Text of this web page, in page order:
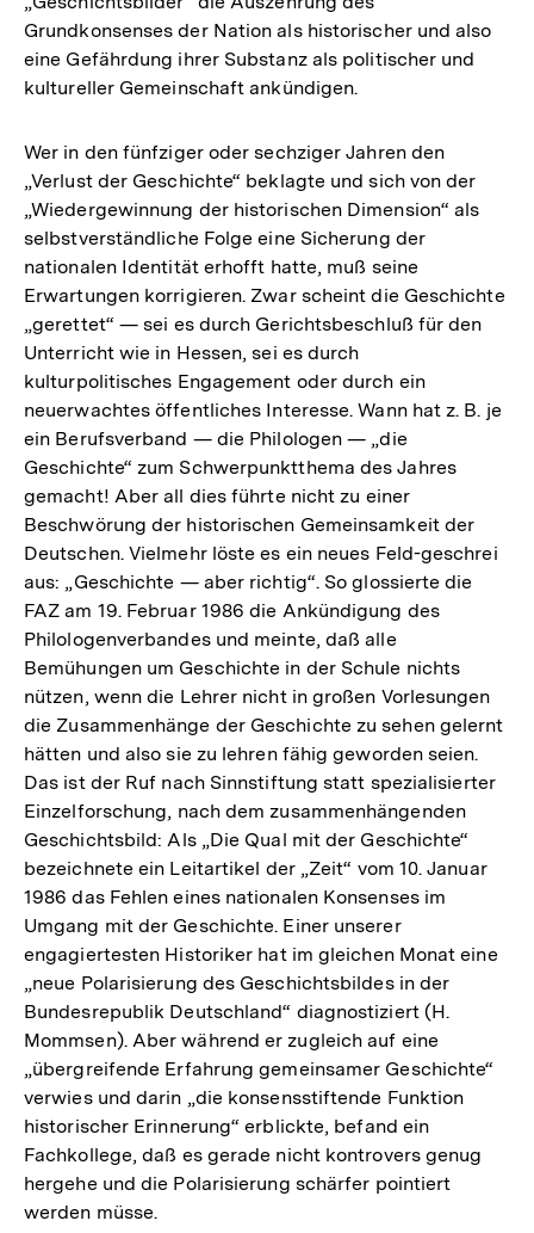
Grundkonsenses der Nation als historischer und also
eine Gefährdung ihrer Substanz als politischer und
kultureller Gemeinschaft ankündigen.
Wer in den fünfziger oder sechziger Jahren den
„Verlust der Geschichte“ beklagte und sich von der
„Wiedergewinnung der historischen Dimension“ als
selbstverständliche Folge eine Sicherung der
nationalen Identität erhofft hatte, muß seine
Erwartungen korrigieren. Zwar scheint die Geschichte
„gerettet“ — sei es durch Gerichtsbeschluß für den
Unterricht wie in Hessen, sei es durch
kulturpolitisches Engagement oder durch ein
neuerwachtes öffentliches Interesse. Wann hat z. B. je
ein Berufsverband — die Philologen — „die
Geschichte“ zum Schwerpunktthema des Jahres
gemacht! Aber all dies führte nicht zu einer
Beschwörung der historischen Gemeinsamkeit der
Deutschen. Vielmehr löste es ein neues Feld-geschrei
aus: „Geschichte — aber richtig“. So glossierte die
FAZ am 19. Februar 1986 die Ankündigung des
Philologenverbandes und meinte, daß alle
Bemühungen um Geschichte in der Schule nichts
nützen, wenn die Lehrer nicht in großen Vorlesungen
die Zusammenhänge der Geschichte zu sehen gelernt
hätten und also sie zu lehren fähig geworden seien.
Das ist der Ruf nach Sinnstiftung statt spezialisierter
Einzelforschung, nach dem zusammenhängenden
Geschichtsbild: Als „Die Qual mit der Geschichte“
bezeichnete ein Leitartikel der „Zeit“ vom 10. Januar
1986 das Fehlen eines nationalen Konsenses im
Umgang mit der Geschichte. Einer unserer
engagiertesten Historiker hat im gleichen Monat eine
„neue Polarisierung des Geschichtsbildes in der
Bundesrepublik Deutschland“ diagnostiziert (H.
Mommsen). Aber während er zugleich auf eine
„übergreifende Erfahrung gemeinsamer Geschichte“
verwies und darin „die konsensstiftende Funktion
historischer Erinnerung“ erblickte, befand ein
Fachkollege, daß es gerade nicht kontrovers genug
hergehe und die Polarisierung schärfer pointiert
werden müsse.